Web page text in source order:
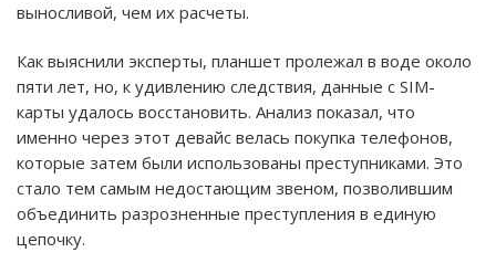
выносливой, чем их расчеты.
Как выяснили эксперты, планшет пролежал в воде около
пяти лет, но, к удивлению следствия, данные с SIM-
карты удалось восстановить. Анализ показал, что
именно через этот девайс велась покупка телефонов,
которые затем были использованы преступниками. Это
стало тем самым недостающим звеном, позволившим
объединить разрозненные преступления в единую
цепочку.